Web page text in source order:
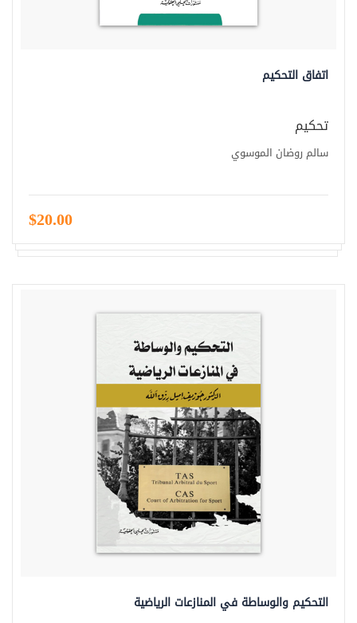
اتفاق التحكيم
تحكيم
سالم روضان الموسوي
$20.00
التحكيم والوساطة في المنازعات الرياضية